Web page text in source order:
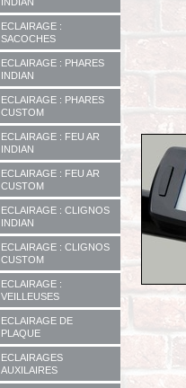
ECLAIRAGE :
SACOCHES
ECLAIRAGE : PHARES
INDIAN
ECLAIRAGE : PHARES
CUSTOM
ECLAIRAGE : FEU AR
INDIAN
ECLAIRAGE : FEU AR
CUSTOM
ECLAIRAGE : CLIGNOS
INDIAN
ECLAIRAGE : CLIGNOS
CUSTOM
ECLAIRAGE :
VEILLEUSES
ECLAIRAGE DE
PLAQUE
ECLAIRAGES
AUXILAIRES